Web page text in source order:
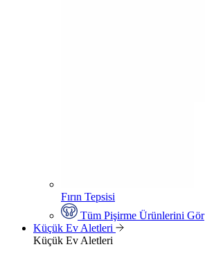
Fırın Tepsisi
Tüm Pişirme Ürünlerini Gör
Küçük Ev Aletleri
Küçük Ev Aletleri